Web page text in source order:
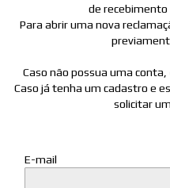
de recebimento
Para abrir uma nova
Caso não possua uma conta,
Caso já tenha um cadastro e
solicitar
E-mail